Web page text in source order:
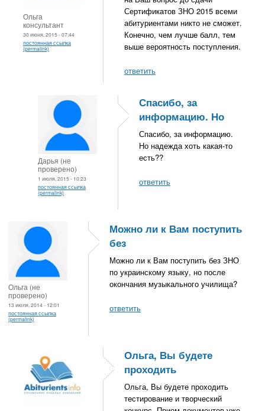
Ольга
консультант
30 июня, 2015 - 07:44
постоянная ссылка
(permalink)
Сертификатов ЗНО 2015 всеми
абитуриентами никто не сможет.
Конечно, чем лучше балл, тем
выше вероятность поступления.
ответить
Дарья (не
проверено)
1 июля, 2015 - 10:23
постоянная ссылка
(permalink)
Спасибо, за
информацию. Но
Спасибо, за информацию.
Но надежда хоть какая-то
есть??
ответить
Ольга (не
проверено)
13 июля, 2014 - 12:01
постоянная ссылка
(permalink)
Можно ли к Вам поступить
без
Можно ли к Вам поступить без ЗНО
по украинскому языку, но после
окончания музыкального училища?
ответить
Ольга, Вы будете
проходить
Ольга, Вы будете проходить
тестирование и творческий